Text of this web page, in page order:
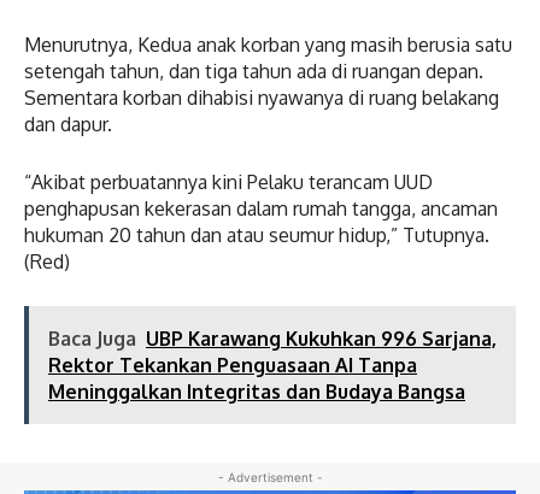
Menurutnya, Kedua anak korban yang masih berusia satu
setengah tahun, dan tiga tahun ada di ruangan depan.
Sementara korban dihabisi nyawanya di ruang belakang
dan dapur.
“Akibat perbuatannya kini Pelaku terancam UUD
penghapusan kekerasan dalam rumah tangga, ancaman
hukuman 20 tahun dan atau seumur hidup,” Tutupnya.
(Red)
Baca Juga UBP Karawang Kukuhkan 996 Sarjana,
Rektor Tekankan Penguasaan AI Tanpa
Meninggalkan Integritas dan Budaya Bangsa
- Advertisement -